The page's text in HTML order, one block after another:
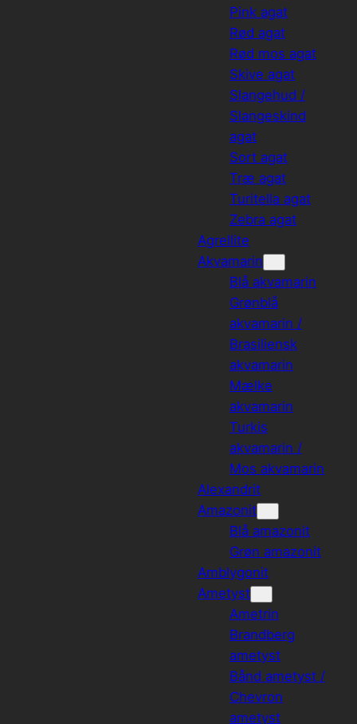
Pink agat
Rød agat
Rød mos agat
Skive agat
Slangehud /
Slangeskind
agat
Sort agat
Træ agat
Turitella agat
Zebra agat
Agrellite
Akvamarin
Blå akvamarin
Grønblå
akvamarin /
Brasiliensk
akvamarin
Mælke
akvamarin
Turkis
akvamarin /
Mos akvamarin
Alexandrit
Amazonit
Blå amazonit
Grøn amazonit
Amblygonit
Ametyst
Ametrin
Brandberg
ametyst
Bånd ametyst /
Chevron
ametyst